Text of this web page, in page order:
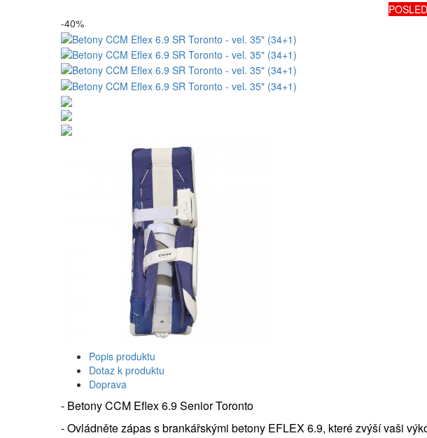
-40%
Popis produktu
Dotaz k produktu
Doprava
- Betony CCM Eflex 6.9 Senior Toronto
- Ovládněte zápas s brankářskými betony EFLEX 6.9, které zvýší vaši